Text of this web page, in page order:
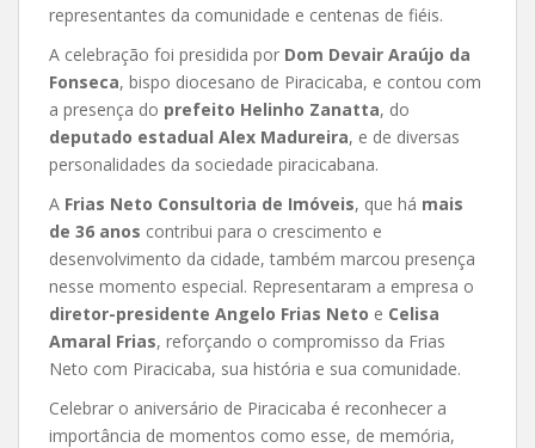
representantes da comunidade e centenas de fiéis.
A celebração foi presidida por Dom Devair Araújo da
Fonseca, bispo diocesano de Piracicaba, e contou com
a presença do prefeito Helinho Zanatta, do
deputado estadual Alex Madureira, e de diversas
personalidades da sociedade piracicabana.
A Frias Neto Consultoria de Imóveis, que há mais
de 36 anos contribui para o crescimento e
desenvolvimento da cidade, também marcou presença
nesse momento especial. Representaram a empresa o
diretor-presidente Angelo Frias Neto e Celisa
Amaral Frias, reforçando o compromisso da Frias
Neto com Piracicaba, sua história e sua comunidade.
Celebrar o aniversário de Piracicaba é reconhecer a
importância de momentos como esse, de memória,